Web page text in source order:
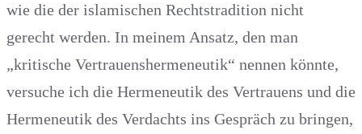
wie die der islamischen Rechtstradition nicht
gerecht werden. In meinem Ansatz, den man
„kritische Vertrauenshermeneutik“ nennen könnte,
versuche ich die Hermeneutik des Vertrauens und die
Hermeneutik des Verdachts ins Gespräch zu bringen,